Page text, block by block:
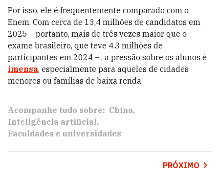
Por isso, ele é frequentemente comparado com o
Enem. Com cerca de 13,4 milhões de candidatos em
2025 – portanto, mais de três vezes maior que o
exame brasileiro, que teve 4,3 milhões de
participantes em 2024 – , a pressão sobre os alunos é
imensa, especialmente para aqueles de cidades
menores ou famílias de baixa renda.
Acompanhe tudo sobre: China
Inteligência artificial
Faculdades e universidades
PRÓXIMO